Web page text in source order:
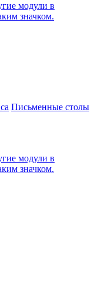
модули в
значком.
Письменные столы
модули в
значком.